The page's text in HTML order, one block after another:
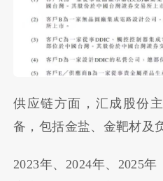
供应链方面， 汇成股份
备，包括金盐、金靶材及
2023年、2024年、2025年